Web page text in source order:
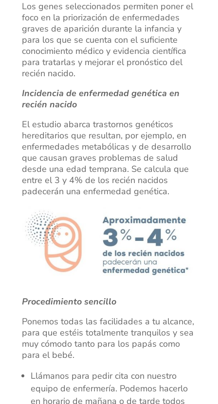
Los genes seleccionados permiten poner el
foco en la priorización de enfermedades
graves de aparición durante la infancia y
para los que se cuenta con el suficiente
conocimiento médico y evidencia científica
para tratarlas y mejorar el pronóstico del
recién nacido.
Incidencia de enfermedad genética en
recién nacido
El estudio abarca trastornos genéticos
hereditarios que resultan, por ejemplo, en
enfermedades metabólicas y de desarrollo
que causan graves problemas de salud
desde una edad temprana. Se calcula que
entre el 3 y 4% de los recién nacidos
padecerán una enfermedad genética.
Procedimiento sencillo
Ponemos todas las facilidades a tu alcance,
para que estéis totalmente tranquilos y sea
muy cómodo tanto para los papás como
para el bebé.
Llámanos para pedir cita con nuestro
equipo de enfermería. Podemos hacerlo
en horario de mañana o de tarde todos